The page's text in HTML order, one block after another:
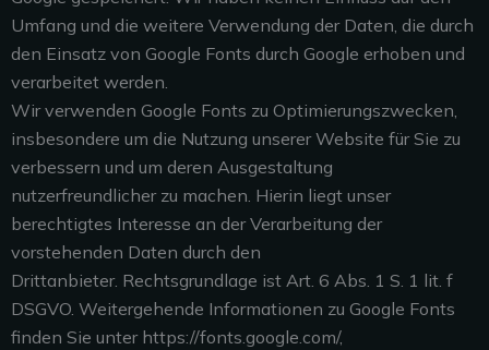
Umfang und die weitere Verwendung der Daten, die durch
den Einsatz von Google Fonts durch Google erhoben und
verarbeitet werden.
Wir verwenden Google Fonts zu Optimierungszwecken,
insbesondere um die Nutzung unserer Website für Sie zu
verbessern und um deren Ausgestaltung
nutzerfreundlicher zu machen. Hierin liegt unser
berechtigtes Interesse an der Verarbeitung der
vorstehenden Daten durch den
Drittanbieter. Rechtsgrundlage ist Art. 6 Abs. 1 S. 1 lit. f
DSGVO. Weitergehende Informationen zu Google Fonts
finden Sie unter https://fonts.google.com/,